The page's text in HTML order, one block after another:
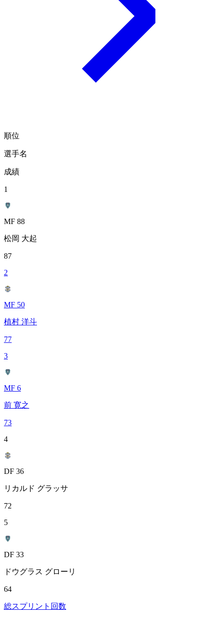
順位
選手名
成績
1
MF 88
松岡 大起
87
2
MF 50
植村 洋斗
77
3
MF 6
前 寛之
73
4
DF 36
リカルド グラッサ
72
5
DF 33
ドウグラス グローリ
64
総スプリント回数